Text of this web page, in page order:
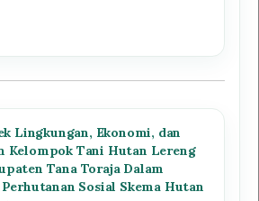
Lingkungan, Ekonomi, dan
Kelompok Tani Hutan Lereng
Tana Toraja Dalam
Perhutanan Sosial Skema Hutan